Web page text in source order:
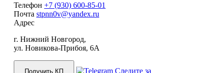
Телефон +7 (930) 600-85-01
Почта stpnn0v@yandex.ru
Адрес
г. Нижний Новгород,
ул. Новикова-Прибоя, 6А
Получить КП Следите за